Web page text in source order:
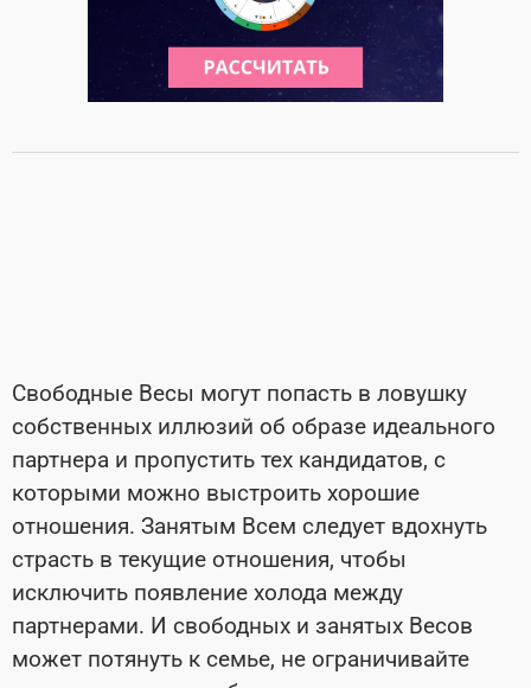
Свободные Весы могут попасть в ловушку
собственных иллюзий об образе идеального
партнера и пропустить тех кандидатов, с
которыми можно выстроить хорошие
отношения. Занятым Всем следует вдохнуть
страсть в текущие отношения, чтобы
исключить появление холода между
партнерами. И свободных и занятых Весов
может потянуть к семье, не ограничивайте